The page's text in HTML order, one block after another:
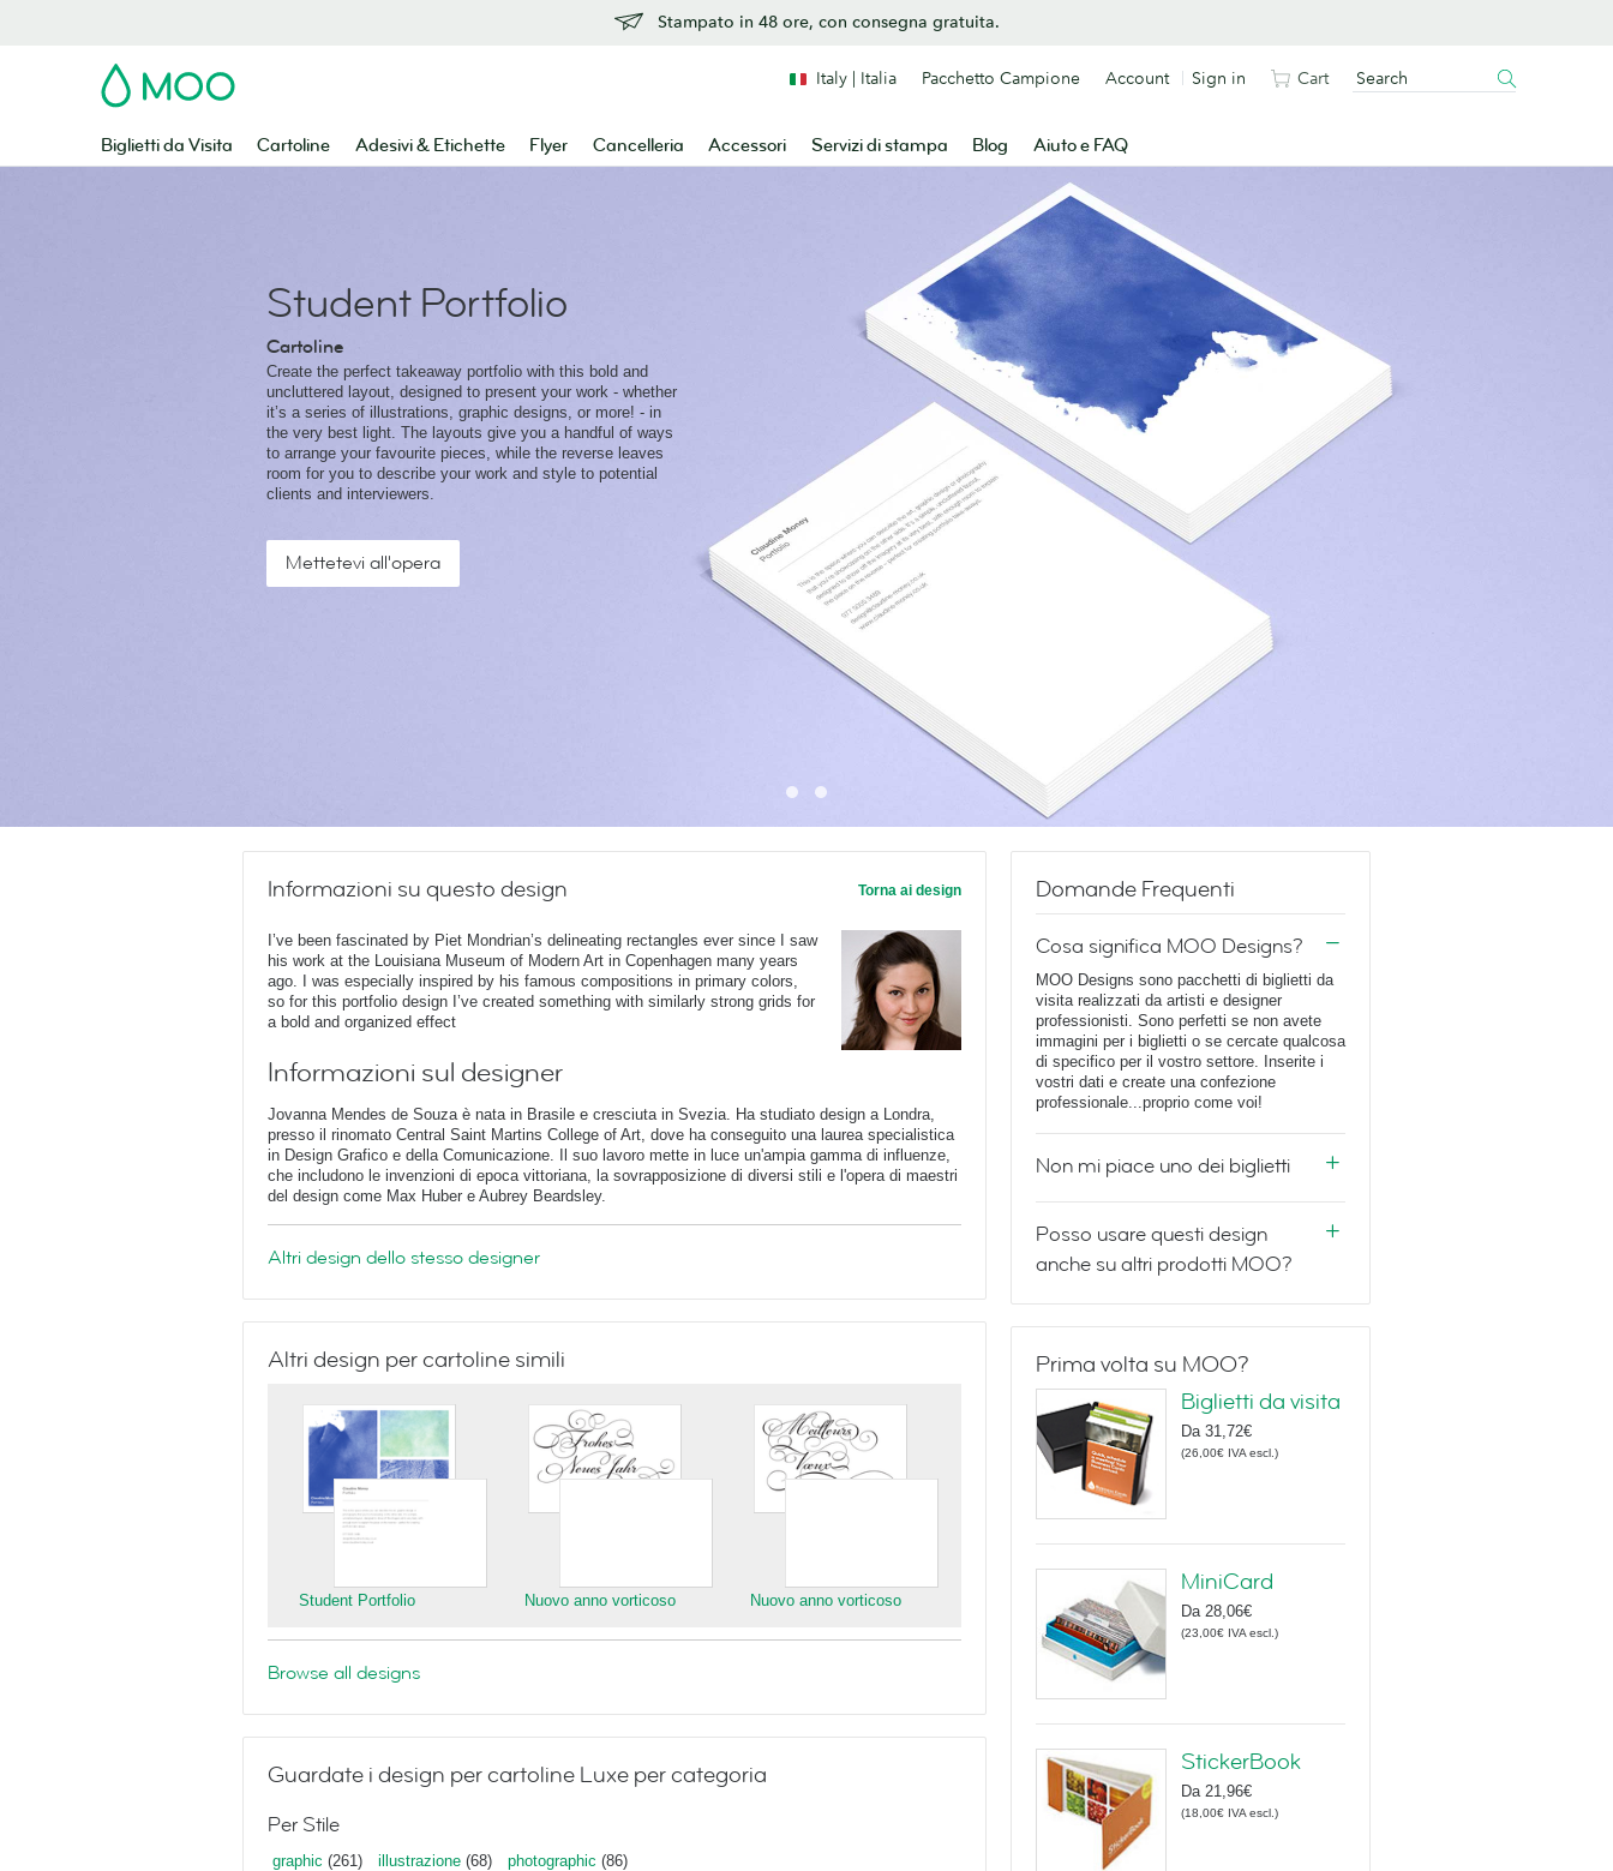
Stampato in 48 ore, con consegna gratuita.
MOO
Biglietti da Visita Cartoline Adesivi & Etichette Flyer Cancelleria Accessori Servizi di stampa Blog Aiuto e FAQ
Italy | Italia Pacchetto Campione Account Sign in Cart
Student Portfolio
Cartoline
Create the perfect takeaway portfolio with this bold and
uncluttered layout, designed to present your work - whether
it’s a series of illustrations, graphic designs, or more! - in
the very best light. The layouts give you a handful of ways
to arrange your favourite pieces, while the reverse leaves
room for you to describe your work and style to potential
clients and interviewers.
Mettetevi all'opera
Informazioni su questo design Torna ai design
I’ve been fascinated by Piet Mondrian’s delineating rectangles ever since I saw
his work at the Louisiana Museum of Modern Art in Copenhagen many years
ago. I was especially inspired by his famous compositions in primary colors,
so for this portfolio design I’ve created something with similarly strong grids for
a bold and organized effect
Informazioni sul designer
Jovanna Mendes de Souza è nata in Brasile e cresciuta in Svezia. Ha studiato design a Londra,
presso il rinomato Central Saint Martins College of Art, dove ha conseguito una laurea specialistica
in Design Grafico e della Comunicazione. Il suo lavoro mette in luce un'ampia gamma di influenze,
che includono le invenzioni di epoca vittoriana, la sovrapposizione di diversi stili e l'opera di maestri
del design come Max Huber e Aubrey Beardsley.
Altri design dello stesso designer
Altri design per cartoline simili
Student Portfolio Nuovo anno vorticoso Nuovo anno vorticoso
Browse all designs
Guardate i design per cartoline Luxe per categoria
Per Stile
graphic (261) illustrazione (68) photographic (86)
Domande Frequenti
Cosa significa MOO Designs?
MOO Designs sono pacchetti di biglietti da
visita realizzati da artisti e designer
professionisti. Sono perfetti se non avete
immagini per i biglietti o se cercate qualcosa
di specifico per il vostro settore. Inserite i
vostri dati e create una confezione
professionale...proprio come voi!
Non mi piace uno dei biglietti
Posso usare questi design
anche su altri prodotti MOO?
Prima volta su MOO?
Biglietti da visita
Da 31,72€
(26,00€ IVA escl. )
MiniCard
Da 28,06€
(23,00€ IVA escl. )
StickerBook
Da 21,96€
(18,00€ IVA escl. )